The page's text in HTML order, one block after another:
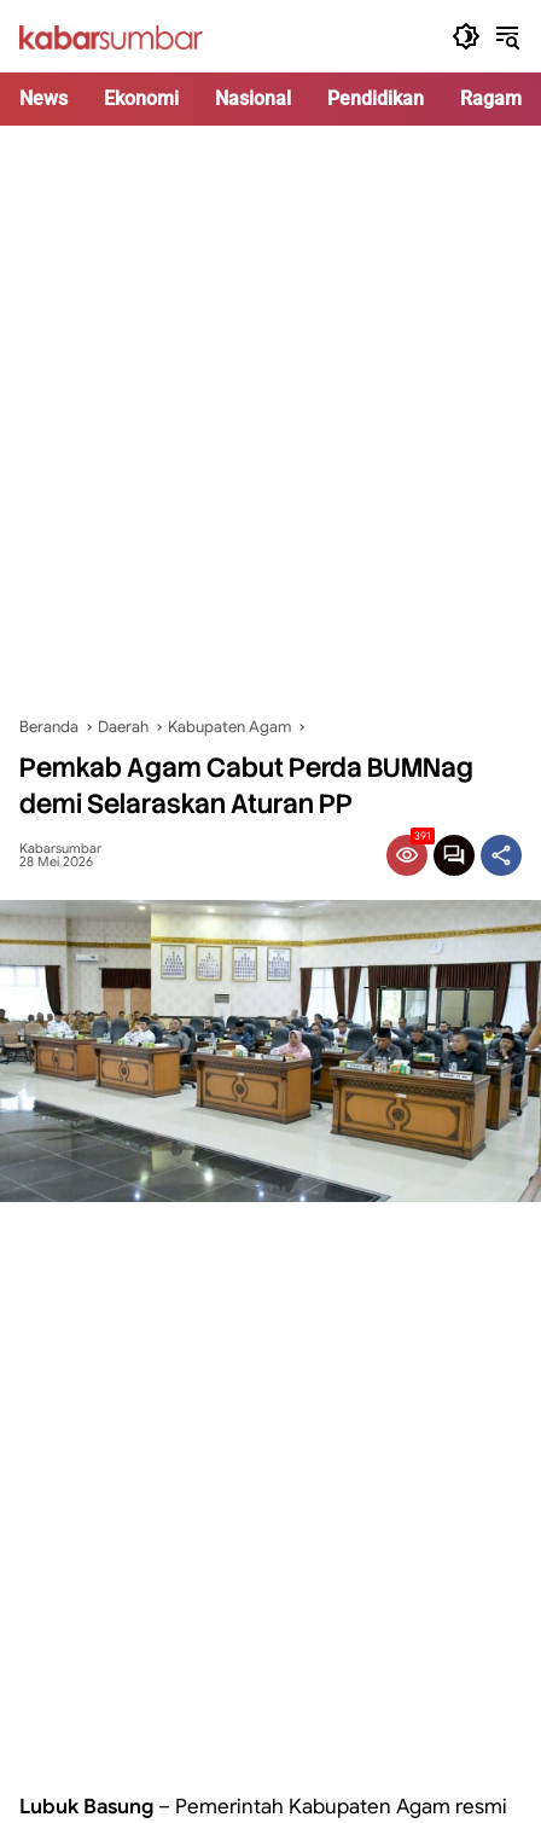
News Ekonomi Nasional Pendidikan Ragam
Beranda Daerah Kabupaten Agam
Pemkab Agam Cabut Perda BUMNag
demi Selaraskan Aturan PP
Kabarsumbar
28 Mei 2026
391
Lubuk Basung – Pemerintah Kabupaten Agam resmi